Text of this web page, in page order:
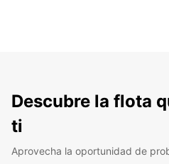
Descubre la flota
ti
Aprovecha la oportunidad de